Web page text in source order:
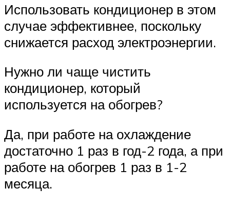
Использовать кондиционер в этом
случае эффективнее, поскольку
снижается расход электроэнергии.
Нужно ли чаще чистить
кондиционер, который
используется на обогрев?
Да, при работе на охлаждение
достаточно 1 раз в год-2 года, а при
работе на обогрев 1 раз в 1-2
месяца.